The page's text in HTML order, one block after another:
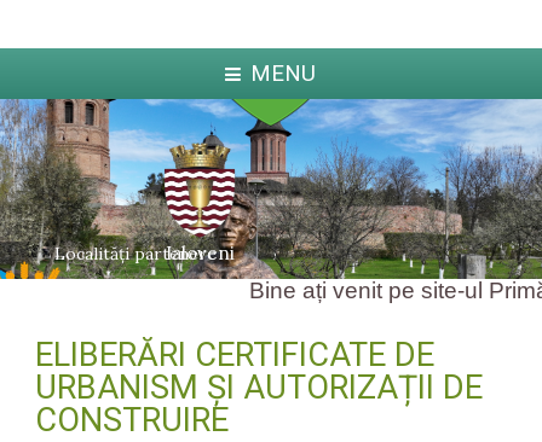
MENU
Localități partenere
Ialoveni
Bine ați venit pe site-ul
ELIBERĂRI CERTIFICATE DE
URBANISM ŞI AUTORIZAȚII DE
CONSTRUIRE